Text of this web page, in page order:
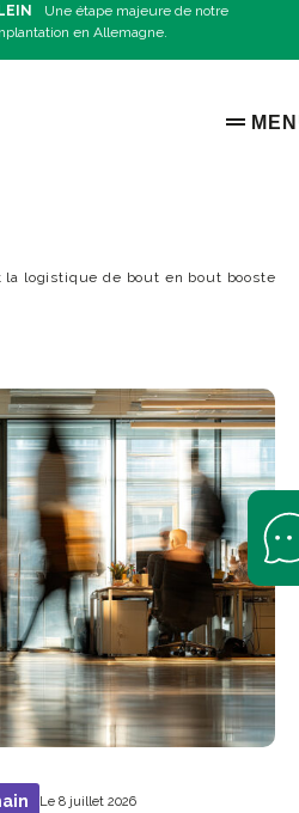
Une étape majeure de notre
en Allemagne.
OPEN
la logistique de bout en bout booste
Le 8 juillet 2026